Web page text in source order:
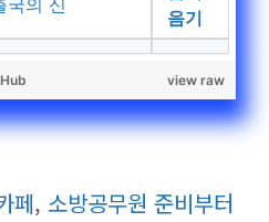
음기
view raw
페, 소방공무원 준비부터